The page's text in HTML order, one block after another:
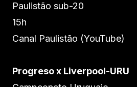
Paulistão sub-20
15h
Canal Paulistão (YouTube)
Progreso x Liverpool-URU